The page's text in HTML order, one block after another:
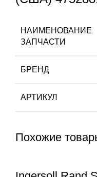
НАИМЕНОВАНИЕ
ЗАПЧАСТИ
БРЕНД
АРТИКУЛ
Похожие